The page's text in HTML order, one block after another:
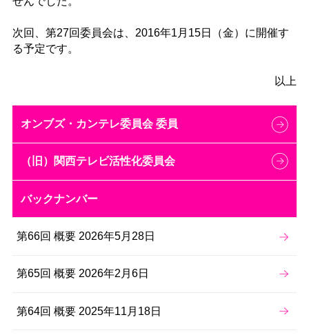
次回、第27回委員会は、2016年1月15日（金）に開催す
る予定です。
以上
オンブズ・カンテレ委員会 委員
（旧）関西テレビ活性化委員会
バックナンバー
第66回 概要 2026年5月28日
第65回 概要 2026年2月6日
第64回 概要 2025年11月18日